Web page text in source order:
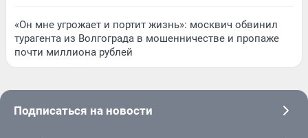
«Он мне угрожает и портит жизнь»: москвич обвинил
турагента из Волгограда в мошенничестве и пропаже
почти миллиона рублей
Подписаться на новости